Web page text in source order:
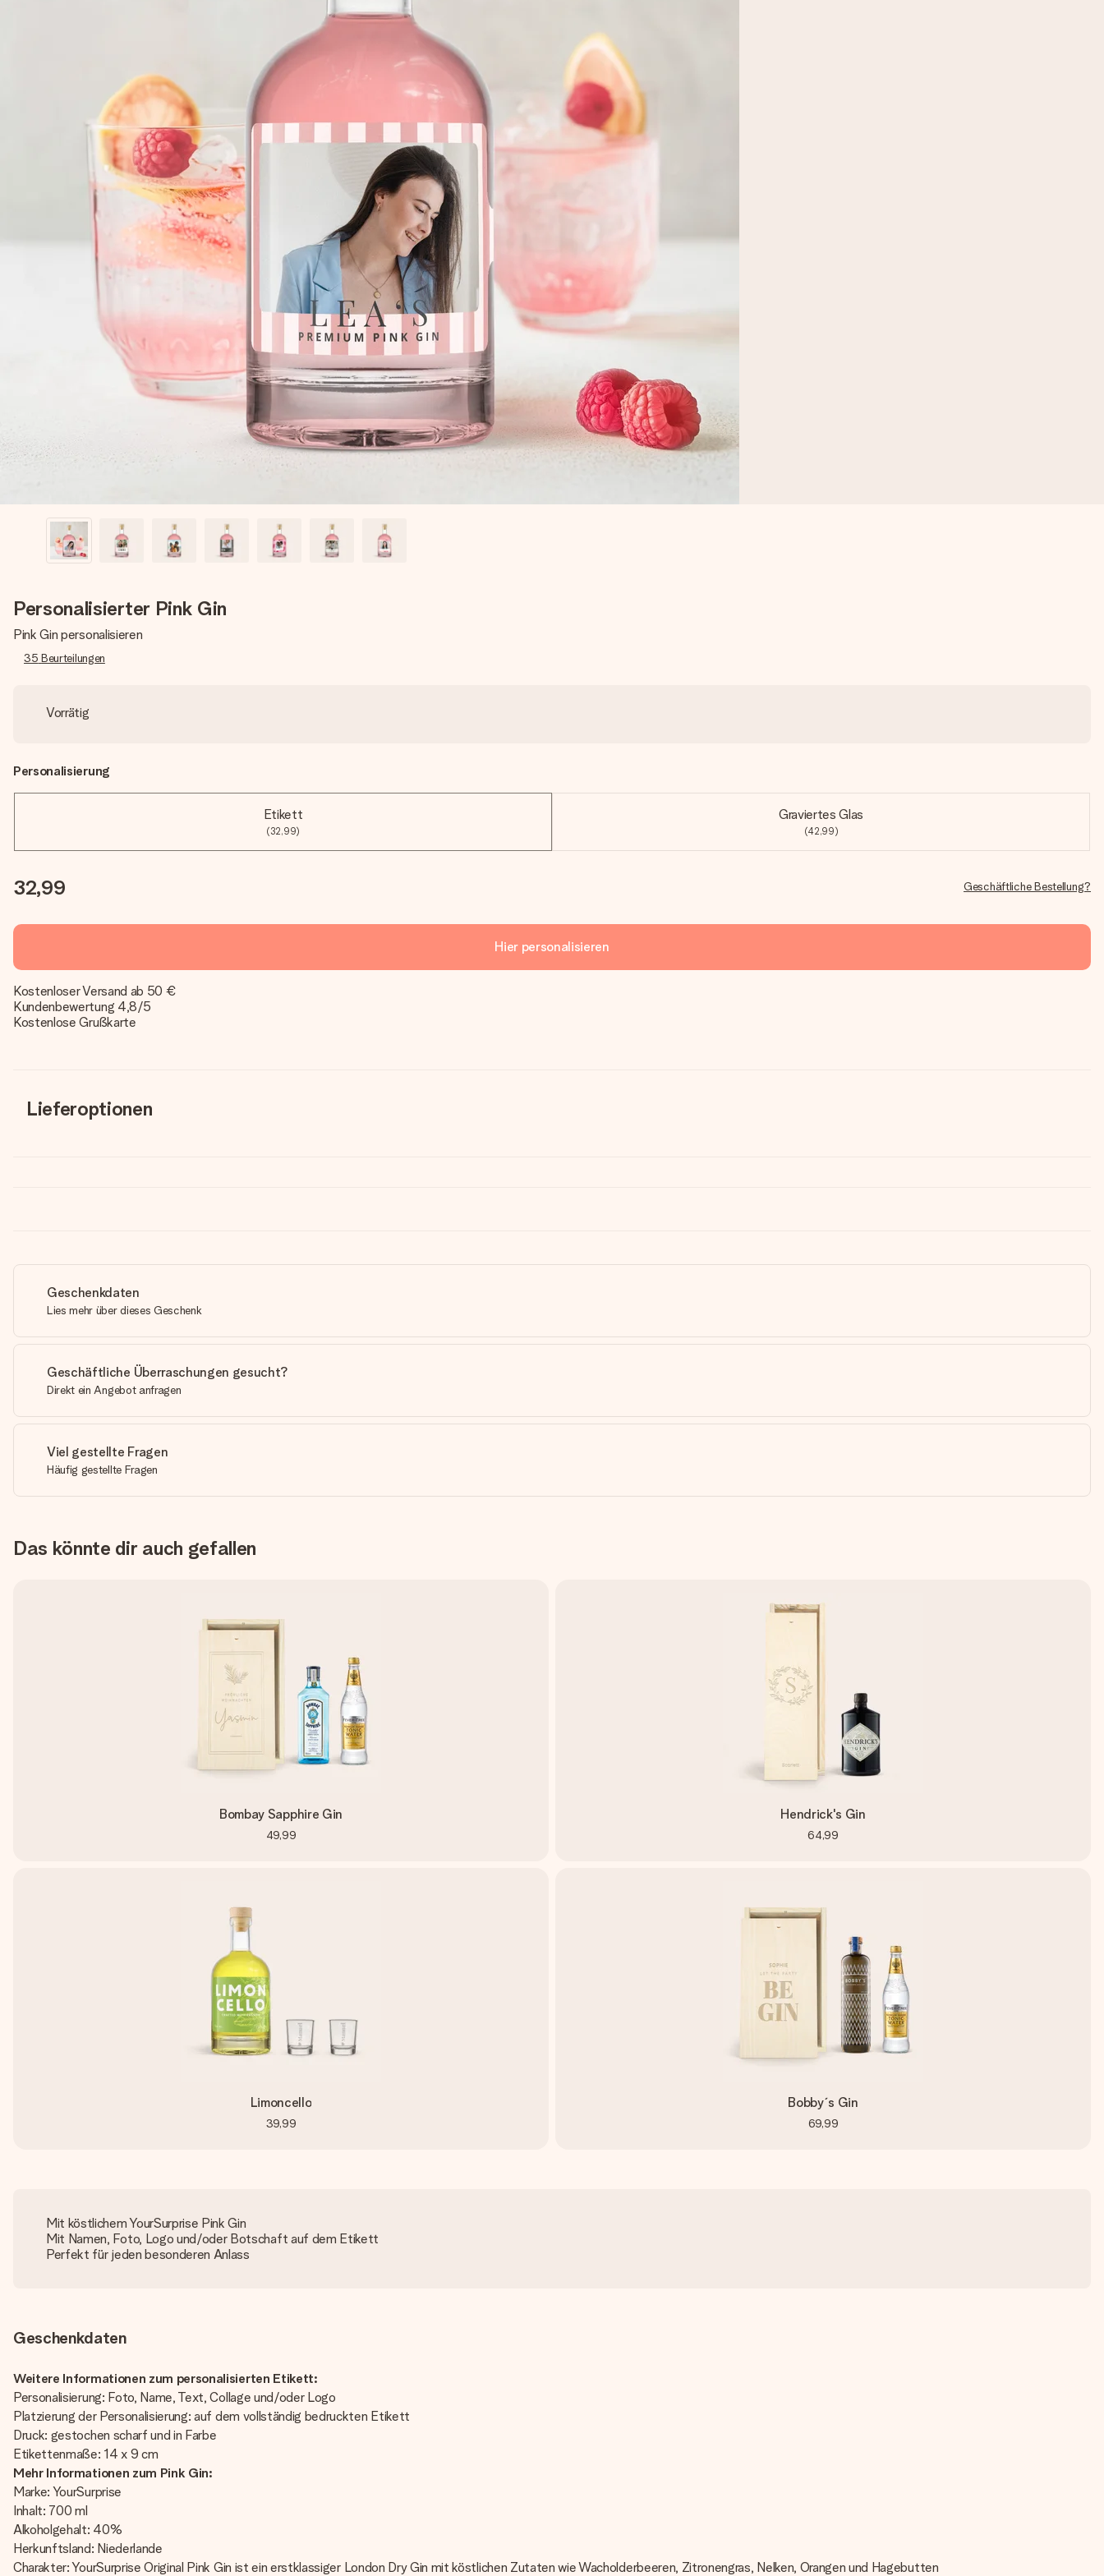
Personalisierter Pink Gin
Pink Gin personalisieren
35 Beurteilungen
Vorrätig
Personalisierung
Etikett
(32,99)
Graviertes Glas
(42,99)
32,99 Geschäftliche Bestellung?
Hier personalisieren
Kostenloser Versand ab 50 €
Kundenbewertung 4,8/5
Kostenlose Grußkarte
Lieferoptionen
Geschenkdaten
Lies mehr über dieses Geschenk
Geschäftliche Überraschungen gesucht?
Direkt ein Angebot anfragen
Viel gestellte Fragen
Häufig gestellte Fragen
Das könnte dir auch gefallen
Bombay Sapphire Gin
49,99
Hendrick's Gin
64,99
Limoncello
39,99
Bobby´s Gin
69,99
Mit köstlichem YourSurprise Pink Gin
Mit Namen, Foto, Logo und/oder Botschaft auf dem Etikett
Perfekt für jeden besonderen Anlass
Geschenkdaten
Weitere Informationen zum personalisierten Etikett:
Personalisierung: Foto, Name, Text, Collage und/oder Logo
Platzierung der Personalisierung: auf dem vollständig bedruckten Etikett
Druck: gestochen scharf und in Farbe
Etikettenmaße: 14 x 9 cm
Mehr Informationen zum Pink Gin:
Marke: YourSurprise
Inhalt: 700 ml
Alkoholgehalt: 40%
Herkunftsland: Niederlande
Charakter: YourSurprise Original Pink Gin ist ein erstklassiger London Dry Gin mit köstlichen Zutaten wie Wacholderbeeren, Zitronengras, Nelken, Orangen und Hagebutten